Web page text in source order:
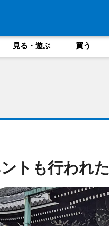
見る・遊ぶ 買う
トも行われた